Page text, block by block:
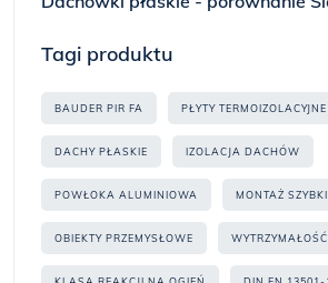
Tagi produktu
BAUDER PIR FA PŁYTY TERMOIZOLACYJNE
DACHY PŁASKIE IZOLACJA DACHÓW
POWŁOKA ALUMINIOWA MONTAŻ SZYBKI
OBIEKTY PRZEMYSŁOWE